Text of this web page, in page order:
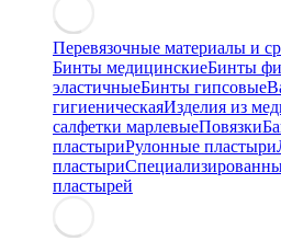
Перевязочные материалы и
Бинты медицинскиеБинты
эластичныеБинты гипсовые
гигиеническаяИзделия из
салфетки марлевыеПовязки
пластыриРулонные пластыри
пластыри
пластырей